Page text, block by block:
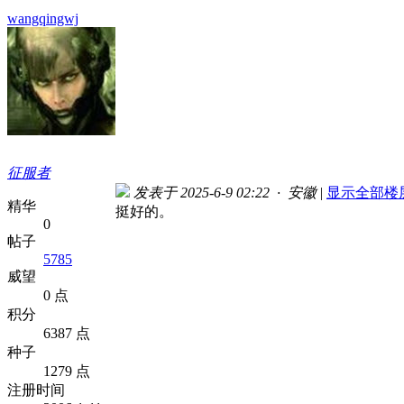
wangqingwj
征服者
精华
0
帖子
5785
威望
0 点
积分
6387 点
种子
1279 点
注册时间
发表于 2025-6-9 02:22 · 安徽 | 显示全部楼
挺好的。